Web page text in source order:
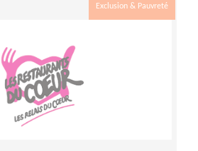
Exclusion & Pauvreté